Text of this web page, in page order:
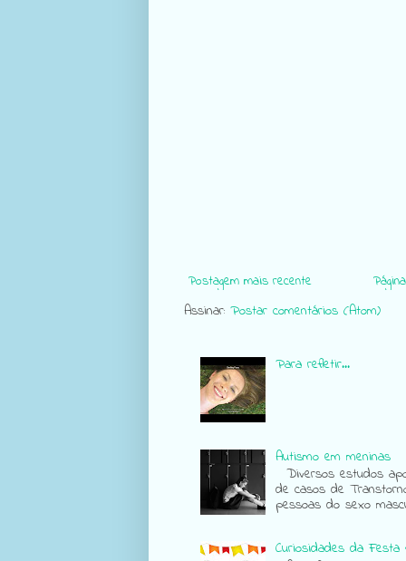
Postagem mais recente
Assinar:Postar comentários (Atom)
Para refletir...
Autismo em meninas
Diversos estudos
de casos de
pessoas do sexo
Curiosidades da Festa